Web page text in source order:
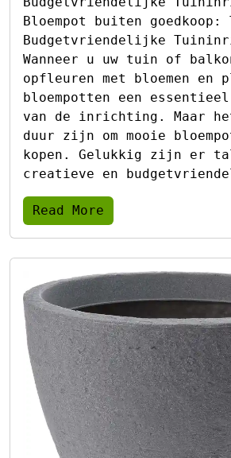
Bloempot buiten
Budgetvriendelijke
Wanneer u uw tuin of
opfleuren met bloemen en
bloempotten een
van de inrichting. Maar
duur zijn om mooie
kopen. Gelukkig zijn er
creatieve en
Read More